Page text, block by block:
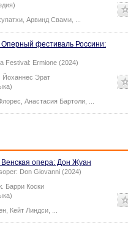
Арвинд Свами
Оперный фестиваль Россини:
Festival: Ermione (2024)
Йоханнес Эрат
Анастасия Бартоли
опера: Дон Жуан
Don Giovanni (2024)
Барри Коски
Кейт Линдси